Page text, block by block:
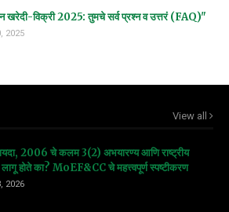
खरेदी-विक्री 2025: तुमचे सर्व प्रश्न व उत्तरं (FAQ)"
2025
View all
2006 चे कलम 3(2) अभयारण्य आणि राष्ट्रीय
लागू होते का? MoEF&CC चे महत्त्वपूर्ण स्पष्टीकरण
2026